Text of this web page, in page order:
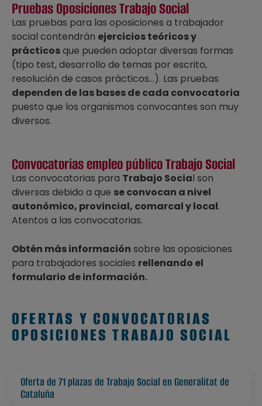
Pruebas Oposiciones Trabajo Social
Las pruebas para las oposiciones a trabajador
social contendrán ejercicios teóricos y
prácticosque pueden adoptar diversas formas
(tipo test, desarrollo de temas por escrito,
resolución de casos prácticos…). Las pruebas
dependen de las bases de cada convocatoria
puesto que los organismos convocantes son muy
diversos.
Convocatorias empleo público Trabajo Social
Las convocatorias para Trabajo Social son
diversas debido a que se convocan a nivel
autonómico, provincial, comarcal y local.
Atentos a las convocatorias.
Obtén más información sobre las oposiciones
para trabajadores sociales rellenando el
formulario de información.
OFERTAS Y CONVOCATORIAS
OPOSICIONES TRABAJO SOCIAL
Oferta de 71 plazas de Trabajo Social en Generalitat de
Cataluña